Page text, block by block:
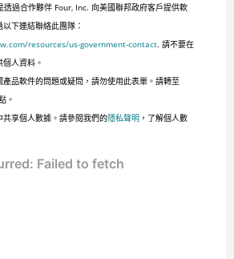
透過合作夥伴 Four, Inc. 向美國聯邦政府客戶提供軟
下連結聯絡此團隊：
resources/us-government-contact. 請不要在
人資料。
產品軟件的問題或疑問，請勿使用此表單。請轉至
。
共享個人數據。請參閱我們的隱私聲明 ，了解個人數